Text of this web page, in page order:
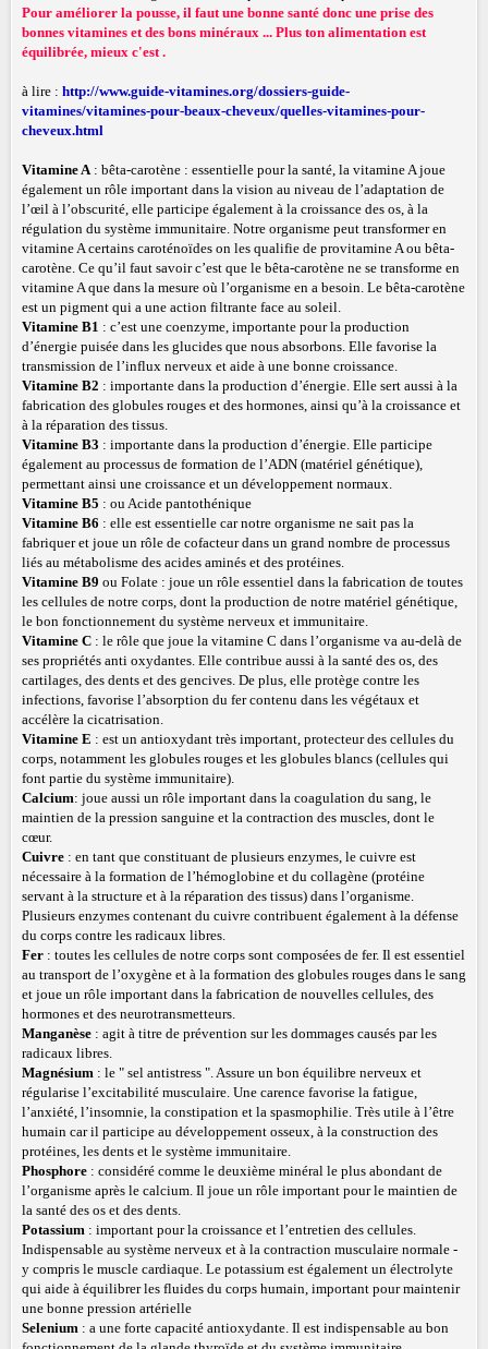
Pour améliorer la pousse, il faut une bonne santé donc une prise des
bonnes vitamines et des bons minéraux ... Plus ton alimentation est
équilibrée, mieux c'est .
à lire : http://www.guide-vitamines.org/dossiers-guide-
vitamines/vitamines-pour-beaux-cheveux/quelles-vitamines-pour-
cheveux.html
Vitamine A: bêta-carotène : essentielle pour la santé, la vitamine A joue
également un rôle important dans la vision au niveau de l’adaptation de
l’œil à l’obscurité, elle participe également à la croissance des os, à la
régulation du système immunitaire. Notre organisme peut transformer en
vitamine A certains caroténoïdes on les qualifie de provitamine A ou bêta-
carotène. Ce qu’il faut savoir c’est que le bêta-carotène ne se transforme en
vitamine A que dans la mesure où l’organisme en a besoin. Le bêta-carotène
est un pigment qui a une action filtrante face au soleil.
Vitamine B1 : c’est une coenzyme, importante pour la production
d’énergie puisée dans les glucides que nous absorbons. Elle favorise la
transmission de l’influx nerveux et aide à une bonne croissance.
Vitamine B2 : importante dans la production d’énergie. Elle sert aussi à la
fabrication des globules rouges et des hormones, ainsi qu’à la croissance et
à la réparation des tissus.
Vitamine B3 : importante dans la production d’énergie. Elle participe
également au processus de formation de l’ADN (matériel génétique),
permettant ainsi une croissance et un développement normaux.
Vitamine B5 : ou Acide pantothénique
Vitamine B6 : elle est essentielle car notre organisme ne sait pas la
fabriquer et joue un rôle de cofacteur dans un grand nombre de processus
liés au métabolisme des acides aminés et des protéines.
Vitamine B9 ou Folate : joue un rôle essentiel dans la fabrication de toutes
les cellules de notre corps, dont la production de notre matériel génétique,
le bon fonctionnement du système nerveux et immunitaire.
Vitamine C : le rôle que joue la vitamine C dans l’organisme va au-delà de
ses propriétés anti oxydantes. Elle contribue aussi à la santé des os, des
cartilages, des dents et des gencives. De plus, elle protège contre les
infections, favorise l’absorption du fer contenu dans les végétaux et
accélère la cicatrisation.
Vitamine E : est un antioxydant très important, protecteur des cellules du
corps, notamment les globules rouges et les globules blancs (cellules qui
font partie du système immunitaire).
Calcium: joue aussi un rôle important dans la coagulation du sang, le
maintien de la pression sanguine et la contraction des muscles, dont le
cœur.
Cuivre : en tant que constituant de plusieurs enzymes, le cuivre est
nécessaire à la formation de l’hémoglobine et du collagène (protéine
servant à la structure et à la réparation des tissus) dans l’organisme.
Plusieurs enzymes contenant du cuivre contribuent également à la défense
du corps contre les radicaux libres.
Fer : toutes les cellules de notre corps sont composées de fer. Il est essentiel
au transport de l’oxygène et à la formation des globules rouges dans le sang
et joue un rôle important dans la fabrication de nouvelles cellules, des
hormones et des neurotransmetteurs.
Manganèse : agit à titre de prévention sur les dommages causés par les
radicaux libres.
Magnésium : le " sel antistress ". Assure un bon équilibre nerveux et
régularise l’excitabilité musculaire. Une carence favorise la fatigue,
l’anxiété, l’insomnie, la constipation et la spasmophilie. Très utile à l’être
humain car il participe au développement osseux, à la construction des
protéines, les dents et le système immunitaire.
Phosphore : considéré comme le deuxième minéral le plus abondant de
l’organisme après le calcium. Il joue un rôle important pour le maintien de
la santé des os et des dents.
Potassium : important pour la croissance et l’entretien des cellules.
Indispensable au système nerveux et à la contraction musculaire normale -
y compris le muscle cardiaque. Le potassium est également un électrolyte
qui aide à équilibrer les fluides du corps humain, important pour maintenir
une bonne pression artérielle
Selenium : a une forte capacité antioxydante. Il est indispensable au bon